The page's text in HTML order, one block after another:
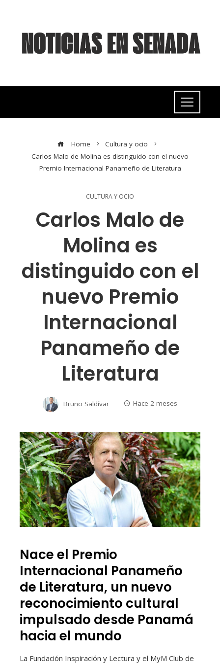
Home
Cultura y ocio
Carlos Malo de Molina es distinguido con el nuevo
Premio Internacional Panameño de Literatura
CULTURA Y OCIO
Carlos Malo de
Molina es
distinguido con el
nuevo Premio
Internacional
Panameño de
Literatura
Bruno Saldívar Hace 2 meses
Nace el Premio
Internacional Panameño
de Literatura, un nuevo
reconocimiento cultural
impulsado desde Panamá
hacia el mundo
La Fundación Inspiración y Lectura y el MyM Club de